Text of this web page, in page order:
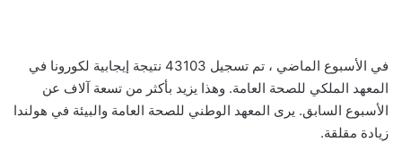
في الأسبوع الماضي ، تم تسجيل 43103 نتيجة إيجابية لكورونا في
المعهد الملكي للصحة العامة. وهذا يزيد بأكثر من تسعة آلاف عن
الأسبوع السابق. يرى المعهد الوطني للصحة العامة والبيئة في هولندا
زيادة مقلقة.